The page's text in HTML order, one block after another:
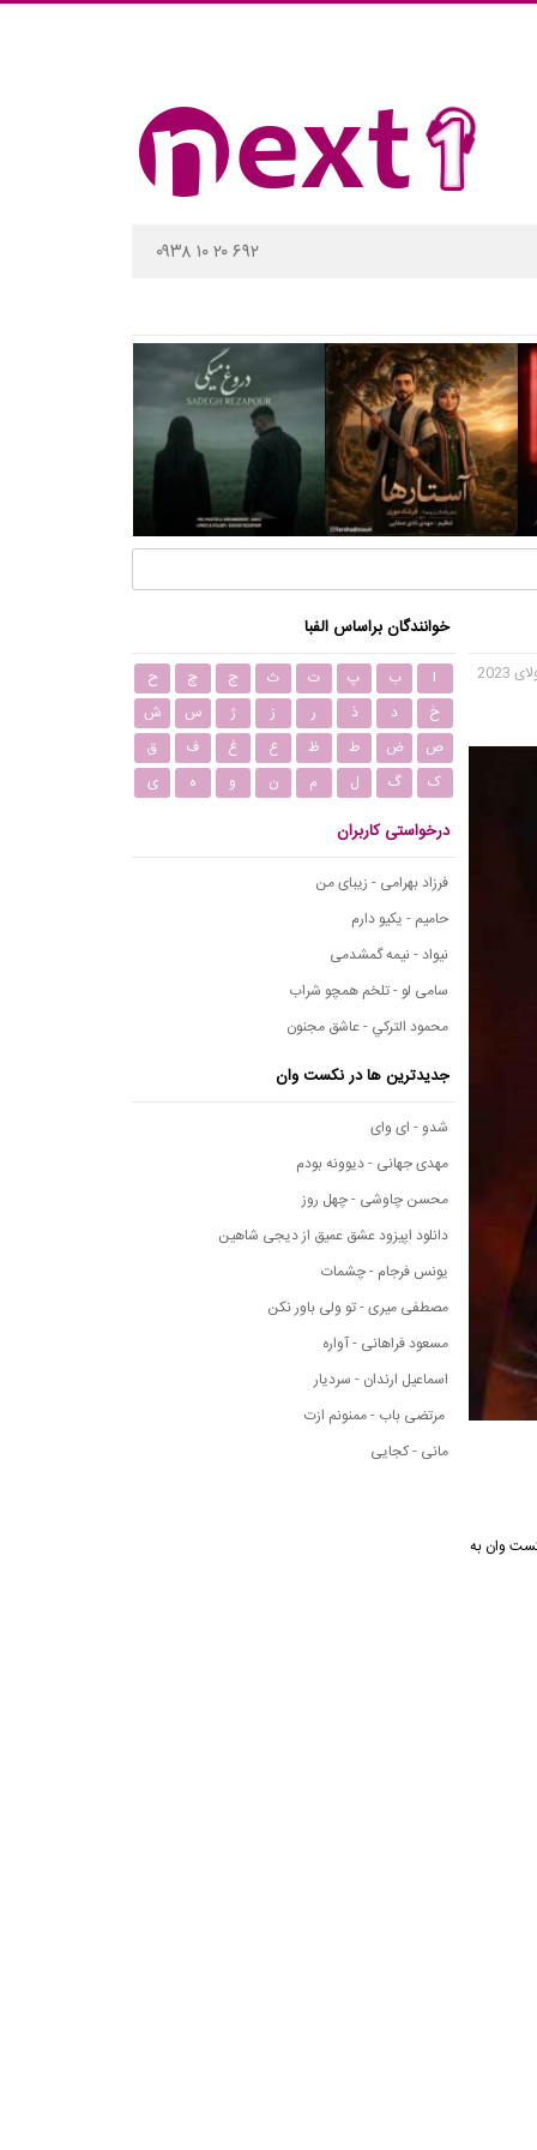
۰۹۳۸ ۱۰ ۲۰ ۶۹۲
نکست وان به
خوانندگان براساس الفبا
ا ب پ ت ث ج چ
ح
خ
د ذ ر ز ژ س
ش
ص
ض ط ظ ع غ ف
ق
ک
گ ل م ن و ه ی
درخواستی کاربران
فرزاد بهرامی - زیبای من
حامیم - یکیو دارم
نیواد - نیمه گمشدمی
سامی لو - تلخم همچو شراب
محمود التركي - عاشق مجنون
جدیدترین ها در نکست وان
شدو - ای وای
مهدی جهانی - دیوونه بودم
محسن چاوشی - چهل روز
دانلود اپیزود عشق عمیق از دیجی شاهین
یونس فرجام - چشمات
مصطفی میری - تو ولی باور نکن
مسعود فراهانی - آواره
اسماعیل ارندان - سردیار
مرتضی باب - ممنونم ازت
مانی - کجایی